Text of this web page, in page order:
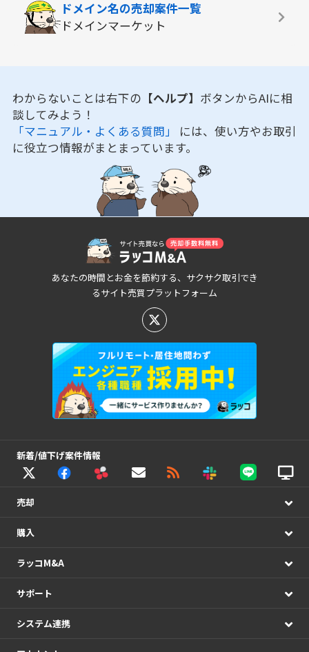
ドメイン名の売却案件一覧
ドメインマーケット
わからないことは右下の 【ヘルプ】 ボタンからAIに相
談してみよう！
「マニュアル・よくある質問」 には、使い方やお取引
に役立つ情報がまとまっています。
あなたの時間とお金を節約する、サクサク取引でき
るサイト売買プラットフォーム
新着/値下げ案件情報
売却
購入
ラッコM&A
サポート
システム連携